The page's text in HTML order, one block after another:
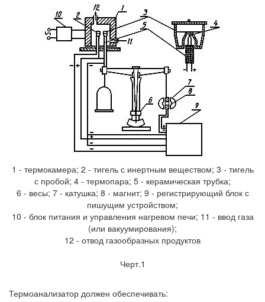
1 - термокамера; 2 - тигель с инертным веществом; 3 - тигель
с пробой; 4 - термопара; 5 - керамическая трубка;
6 - весы; 7 - катушка; 8 - магнит; 9 - регистрирующий блок с
пишущим устройством;
10 - блок питания и управления нагревом печи; 11 - ввод газа
(или вакуумирования);
12 - отвод газообразных продуктов
Черт.1
Термоанализатор должен обеспечивать: